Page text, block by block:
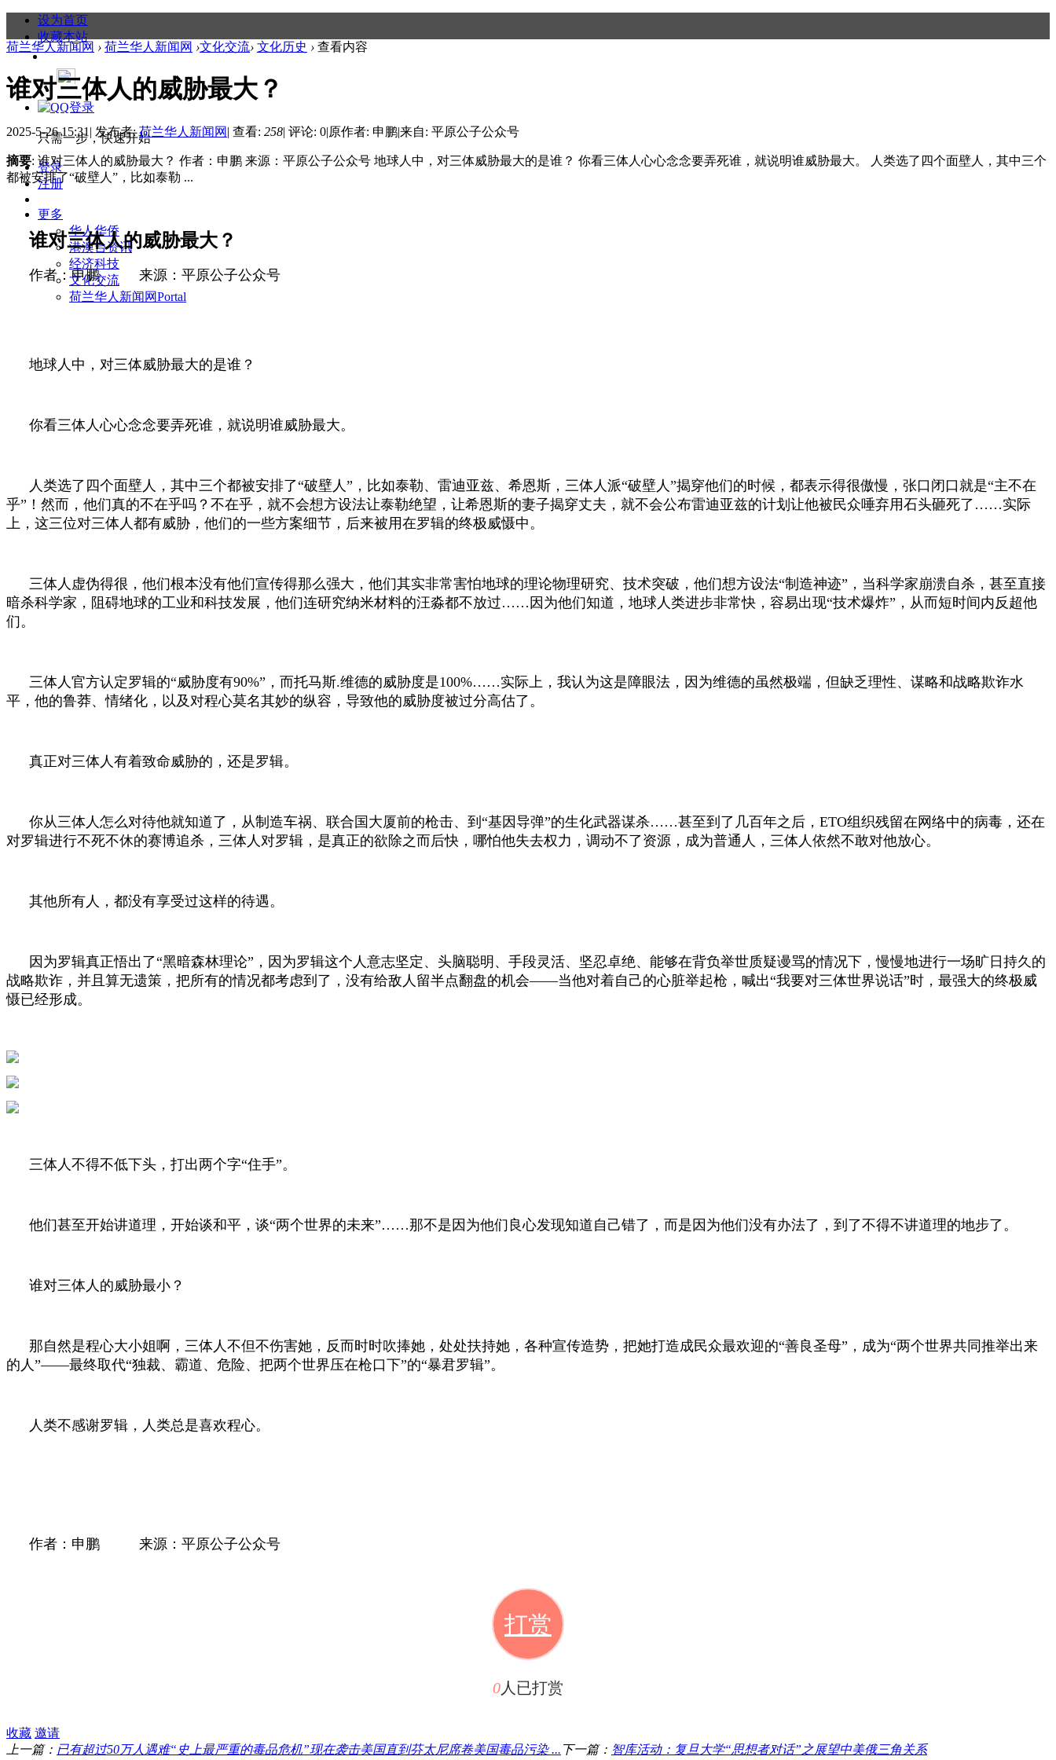
设为首页
收藏本站
只需一步，快速开始
登录
注册
更多
华人华侨
港澳台资讯
经济科技
文化交流
荷兰华人新闻网Portal
荷兰华人新闻网 › 荷兰华人新闻网 ›文化交流› 文化历史 › 查看内容
谁对三体人的威胁最大？
2025-5-26 15:31 | 发布者:荷兰华人新闻网 | 查看: 258| 评论: 0|原作者: 申鹏|来自: 平原公子公众号
摘要: 谁对三体人的威胁最大？ 作者：申鹏 来源：平原公子公众号 地球人中，对三体威胁最大的是谁？ 你看三体人心心念念要弄死谁，就说明谁威胁最大。 人类选了四个面壁人，其中三个
都被安排了“破壁人”，比如泰勒 ...
谁对三体人的威胁最大？
作者：申鹏 来源：平原公子公众号
地球人中，对三体威胁最大的是谁？
你看三体人心心念念要弄死谁，就说明谁威胁最大。
人类选了四个面壁人，其中三个都被安排了“破壁人”，比如泰勒、雷迪亚兹、希恩斯，三体人派“破壁人”揭穿他们的时候，都表示得很傲慢，张口闭口就是“主不在
乎”！然而，他们真的不在乎吗？不在乎，就不会想方设法让泰勒绝望，让希恩斯的妻子揭穿丈夫，就不会公布雷迪亚兹的计划让他被民众唾弃用石头砸死了……实际
上，这三位对三体人都有威胁，他们的一些方案细节，后来被用在罗辑的终极威慑中。
三体人虚伪得很，他们根本没有他们宣传得那么强大，他们其实非常害怕地球的理论物理研究、技术突破，他们想方设法“制造神迹”，当科学家崩溃自杀，甚至直接
暗杀科学家，阻碍地球的工业和科技发展，他们连研究纳米材料的汪淼都不放过……因为他们知道，地球人类进步非常快，容易出现“技术爆炸”，从而短时间内反超他
们。
三体人官方认定罗辑的“威胁度有90%”，而托马斯.维德的威胁度是100%……实际上，我认为这是障眼法，因为维德的虽然极端，但缺乏理性、谋略和战略欺诈水
平，他的鲁莽、情绪化，以及对程心莫名其妙的纵容，导致他的威胁度被过分高估了。
真正对三体人有着致命威胁的，还是罗辑。
你从三体人怎么对待他就知道了，从制造车祸、联合国大厦前的枪击、到“基因导弹”的生化武器谋杀……甚至到了几百年之后，ETO组织残留在网络中的病毒，还在
对罗辑进行不死不休的赛博追杀，三体人对罗辑，是真正的欲除之而后快，哪怕他失去权力，调动不了资源，成为普通人，三体人依然不敢对他放心。
其他所有人，都没有享受过这样的待遇。
因为罗辑真正悟出了“黑暗森林理论”，因为罗辑这个人意志坚定、头脑聪明、手段灵活、坚忍卓绝、能够在背负举世质疑谩骂的情况下，慢慢地进行一场旷日持久的
战略欺诈，并且算无遗策，把所有的情况都考虑到了，没有给敌人留半点翻盘的机会——当他对着自己的心脏举起枪，喊出“我要对三体世界说话”时，最强大的终极威
慑已经形成。
三体人不得不低下头，打出两个字“住手”。
他们甚至开始讲道理，开始谈和平，谈“两个世界的未来”……那不是因为他们良心发现知道自己错了，而是因为他们没有办法了，到了不得不讲道理的地步了。
谁对三体人的威胁最小？
那自然是程心大小姐啊，三体人不但不伤害她，反而时时吹捧她，处处扶持她，各种宣传造势，把她打造成民众最欢迎的“善良圣母”，成为“两个世界共同推举出来
的人”——最终取代“独裁、霸道、危险、把两个世界压在枪口下”的“暴君罗辑”。
人类不感谢罗辑，人类总是喜欢程心。
作者：申鹏 来源：平原公子公众号
打赏
0人已打赏
收藏 邀请
上一篇： 已有超过50万人遇难“史上最严重的毒品危机”现在袭击美国直到芬太尼席卷美国毒品污染 ... 下一篇： 智库活动：复旦大学“思想者对话”之展望中美俄三角关系